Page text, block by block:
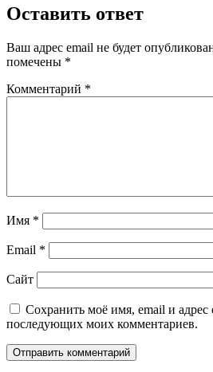
Оставить ответ
Ваш адрес email не будет
помечены *
Комментарий *
Имя *
Email *
Сайт
Сохранить моё имя, email и адрес
последующих моих комментариев.